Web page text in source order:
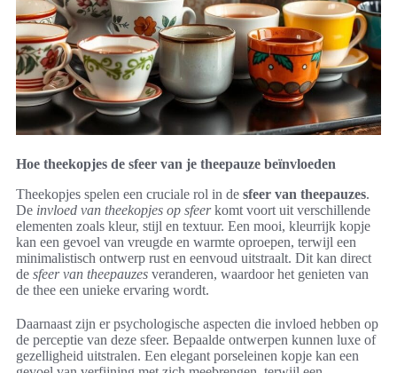
Hoe theekopjes de sfeer van je theepauze beïnvloeden
Theekopjes spelen een cruciale rol in de sfeer van theepauzes.
De invloed van theekopjes op sfeerkomt voort uit verschillende
elementen zoals kleur, stijl en textuur. Een mooi, kleurrijk kopje
kan een gevoel van vreugde en warmte oproepen, terwijl een
minimalistisch ontwerp rust en eenvoud uitstraalt. Dit kan direct
de sfeer van theepauzes veranderen, waardoor het genieten van
de thee een unieke ervaring wordt.
Daarnaast zijn er psychologische aspecten die invloed hebben op
de perceptie van deze sfeer. Bepaalde ontwerpen kunnen luxe of
gezelligheid uitstralen. Een elegant porseleinen kopje kan een